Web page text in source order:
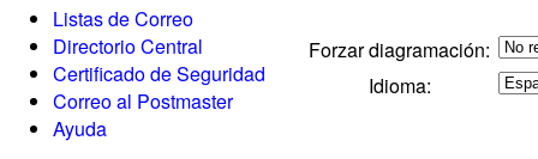
Listas de Correo
Directorio Central
Certificado de Seguridad
Correo al Postmaster
Ayuda
Forzar diagramación:
Idioma: